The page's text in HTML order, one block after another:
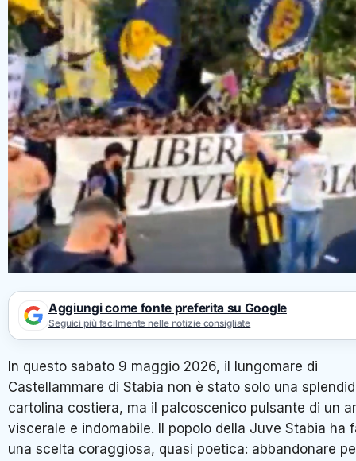
Aggiungi come fonte preferita su Google
Seguici più facilmente nelle notizie consigliate
In questo sabato 9 maggio 2026, il lungomare di
Castellammare di Stabia non è stato solo una
cartolina costiera, ma il palcoscenico pulsante di un
viscerale e indomabile. Il popolo della Juve Stabia ha
una scelta coraggiosa, quasi poetica: abbandonare